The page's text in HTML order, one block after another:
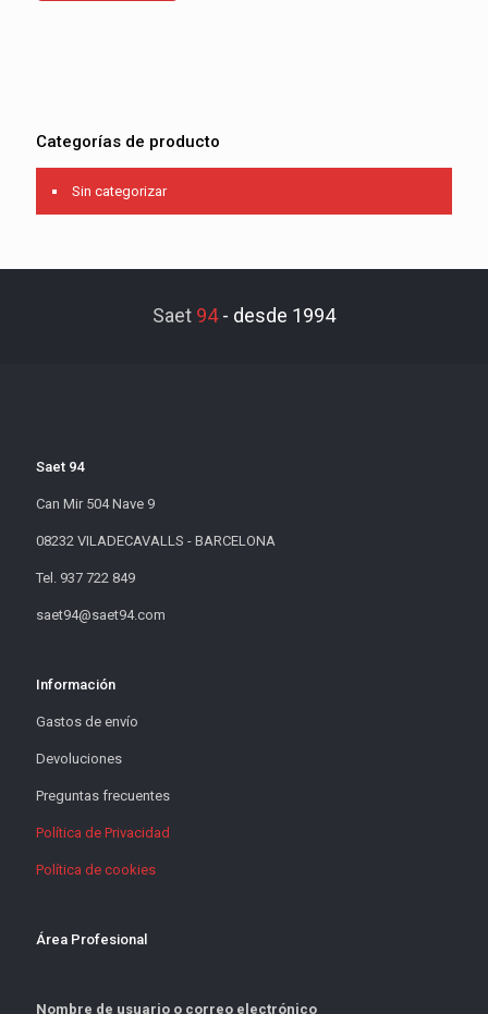
Categorías de producto
Sin categorizar
Saet 94- desde 1994
Saet 94
Can Mir 504 Nave 9
08232 VILADECAVALLS - BARCELONA
Tel. 937 722 849
saet94@saet94.com
Información
Gastos de envío
Devoluciones
Preguntas frecuentes
Política de Privacidad
Política de cookies
Área Profesional
Nombre de usuario o correo electrónico